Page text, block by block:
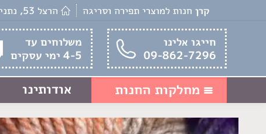
קרן חנות למוצרי תפירה וסריגה הרצל 53, נתניה
חייגו אלינו
09-862-7296
משלוחים עד
4-5 ימי עסקים
מחלקות החנות אודותינו